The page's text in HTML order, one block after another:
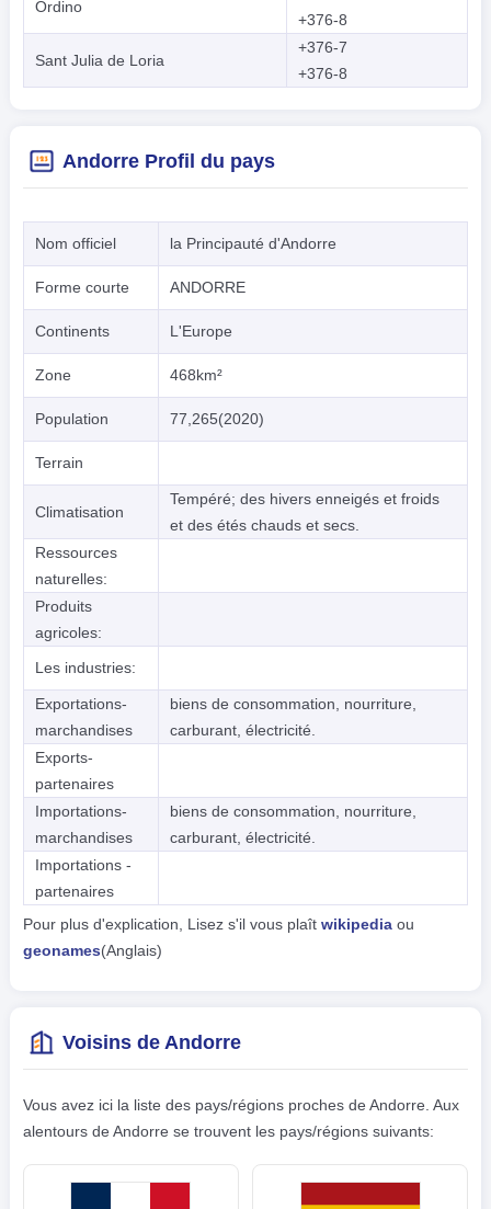
Ordino
+376-8
Sant Julia de Loria
+376-7
+376-8
Andorre Profil du pays
Nom officiel la Principauté d'Andorre
Forme courte ANDORRE
Continents L'Europe
Zone 468km²
Population 77,265(2020)
Terrain
Climatisation
Tempéré; des hivers enneigés et froids
et des étés chauds et secs.
Ressources
naturelles:
Produits
agricoles:
Les industries:
Exportations-
marchandises
biens de consommation, nourriture,
carburant, électricité.
Exports-
partenaires
Importations-
marchandises
biens de consommation, nourriture,
carburant, électricité.
Importations -
partenaires
Pour plus d'explication, Lisez s'il vous plaît wikipediaou
geonames(Anglais)
Voisins de Andorre
Vous avez ici la liste des pays/régions proches de Andorre. Aux
alentours de Andorre se trouvent les pays/régions suivants: